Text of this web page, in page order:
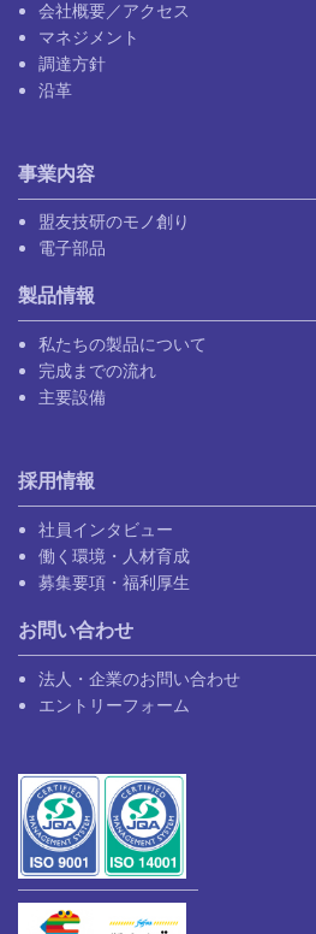
会社概要／アクセス
マネジメント
調達方針
沿革
事業内容
盟友技研のモノ創り
電子部品
製品情報
私たちの製品について
完成までの流れ
主要設備
採用情報
社員インタビュー
働く環境・人材育成
募集要項・福利厚生
お問い合わせ
法人・企業のお問い合わせ
エントリーフォーム